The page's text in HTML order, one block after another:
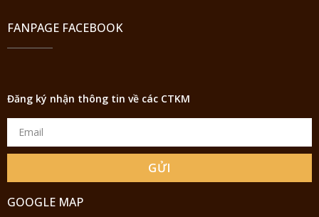
FANPAGE FACEBOOK
Đăng ký nhận thông tin về các CTKM
GỬI
GOOGLE MAP